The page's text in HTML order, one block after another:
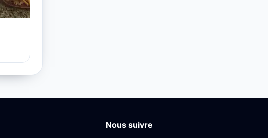
Nous suivre